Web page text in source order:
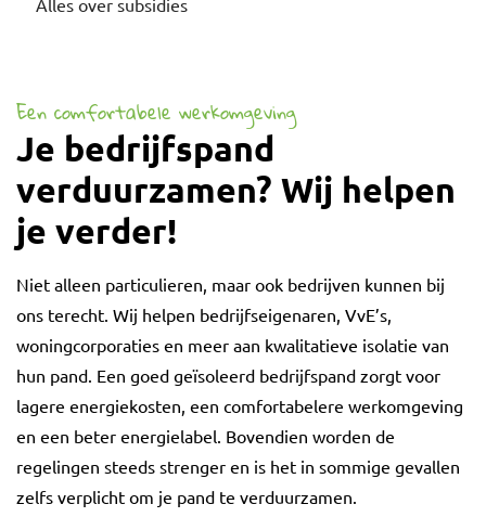
Alles over subsidies
Een comfortabele werkomgeving
Je bedrijfspand
verduurzamen? Wij helpen
je verder!
Niet alleen particulieren, maar ook bedrijven kunnen bij
ons terecht. Wij helpen bedrijfseigenaren, VvE’s,
woningcorporaties en meer aan kwalitatieve isolatie van
hun pand. Een goed geïsoleerd bedrijfspand zorgt voor
lagere energiekosten, een comfortabelere werkomgeving
en een beter energielabel. Bovendien worden de
regelingen steeds strenger en is het in sommige gevallen
zelfs verplicht om je pand te verduurzamen.